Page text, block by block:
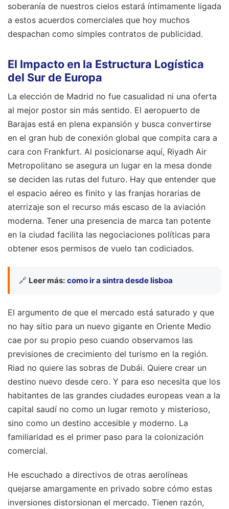
soberanía de nuestros cielos estará íntimamente ligada
a estos acuerdos comerciales que hoy muchos
despachan como simples contratos de publicidad.
El Impacto en la Estructura Logística
del Sur de Europa
La elección de Madrid no fue casualidad ni una oferta
al mejor postor sin más sentido. El aeropuerto de
Barajas está en plena expansión y busca convertirse
en el gran hub de conexión global que compita cara a
cara con Frankfurt. Al posicionarse aquí, Riyadh Air
Metropolitano se asegura un lugar en la mesa donde
se deciden las rutas del futuro. Hay que entender que
el espacio aéreo es finito y las franjas horarias de
aterrizaje son el recurso más escaso de la aviación
moderna. Tener una presencia de marca tan potente
en la ciudad facilita las negociaciones políticas para
obtener esos permisos de vuelo tan codiciados.
🔗 Leer más: como ir a sintra desde lisboa
El argumento de que el mercado está saturado y que
no hay sitio para un nuevo gigante en Oriente Medio
cae por su propio peso cuando observamos las
previsiones de crecimiento del turismo en la región.
Riad no quiere las sobras de Dubái. Quiere crear un
destino nuevo desde cero. Y para eso necesita que los
habitantes de las grandes ciudades europeas vean a la
capital saudí no como un lugar remoto y misterioso,
sino como un destino accesible y moderno. La
familiaridad es el primer paso para la colonización
comercial.
He escuchado a directivos de otras aerolíneas
quejarse amargamente en privado sobre cómo estas
inversiones distorsionan el mercado. Tienen razón,